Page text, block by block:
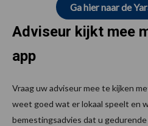
Ga hier naar de
Adviseur kijkt mee
app
Vraag uw adviseur mee te kijken
weet goed wat er lokaal speelt en
bemestingsadvies dat u